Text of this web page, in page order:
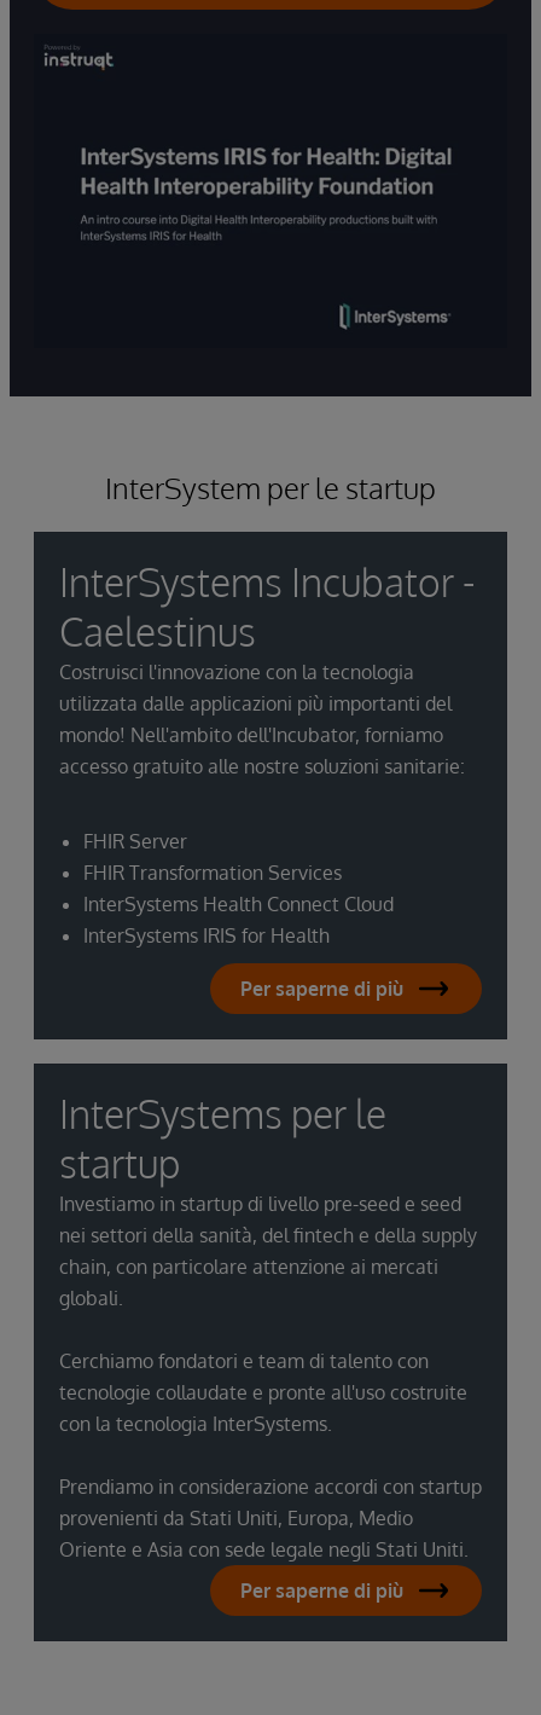
InterSystem per le startup
InterSystems Incubator -
Caelestinus
Costruisci l'innovazione con la tecnologia
utilizzata dalle applicazioni più importanti del
mondo! Nell'ambito dell'Incubator, forniamo
accesso gratuito alle nostre soluzioni sanitarie:
FHIR Server
FHIR Transformation Services
InterSystems Health Connect Cloud
InterSystems IRIS for Health
Per saperne di più
InterSystems per le
startup
Investiamo in startup di livello pre-seed e seed
nei settori della sanità, del fintech e della supply
chain, con particolare attenzione ai mercati
globali.
Cerchiamo fondatori e team di talento con
tecnologie collaudate e pronte all'uso costruite
con la tecnologia InterSystems.
Prendiamo in considerazione accordi con startup
provenienti da Stati Uniti, Europa, Medio
Oriente e Asia con sede legale negli Stati Uniti.
Per saperne di più